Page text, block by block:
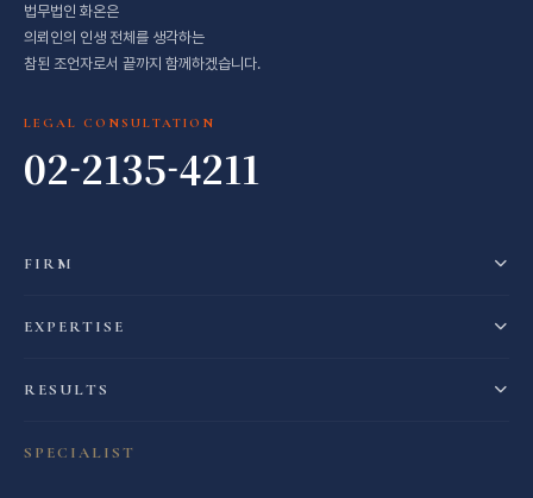
법무법인 화온은
의뢰인의 인생 전체를 생각하는
참된 조언자로서 끝까지 함께하겠습니다.
LEGAL CONSULTATION
02-2135-4211
FIRM
EXPERTISE
RESULTS
SPECIALIST